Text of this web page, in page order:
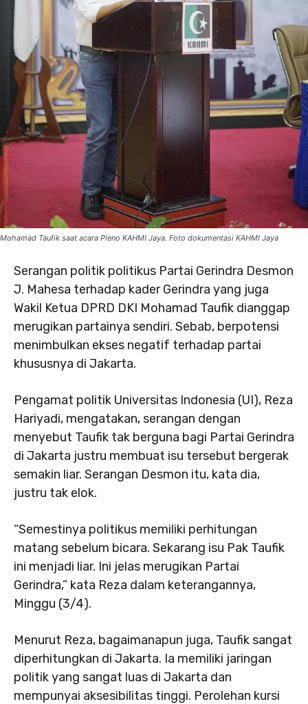
Mohamad Taufik saat acara Pleno KAHMI Jaya. Foto dokumentasi KAHMI Jaya
Serangan politik politikus Partai Gerindra Desmon
J. Mahesa terhadap kader Gerindra yang juga
Wakil Ketua DPRD DKI Mohamad Taufik dianggap
merugikan partainya sendiri. Sebab, berpotensi
menimbulkan ekses negatif terhadap partai
khususnya di Jakarta.
Pengamat politik Universitas Indonesia (UI), Reza
Hariyadi, mengatakan, serangan dengan
menyebut Taufik tak berguna bagi Partai Gerindra
di Jakarta justru membuat isu tersebut bergerak
semakin liar. Serangan Desmon itu, kata dia,
justru tak elok.
“Semestinya politikus memiliki perhitungan
matang sebelum bicara. Sekarang isu Pak Taufik
ini menjadi liar. Ini jelas merugikan Partai
Gerindra,” kata Reza dalam keterangannya,
Minggu (3/4).
Menurut Reza, bagaimanapun juga, Taufik sangat
diperhitungkan di Jakarta. Ia memiliki jaringan
politik yang sangat luas di Jakarta dan
mempunyai aksesibilitas tinggi. Perolehan kursi